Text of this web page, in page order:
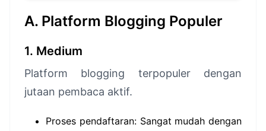
A. Platform Blogging Populer
1. Medium
Platform blogging terpopuler dengan
jutaan pembaca aktif.
Proses pendaftaran: Sangat mudah dengan